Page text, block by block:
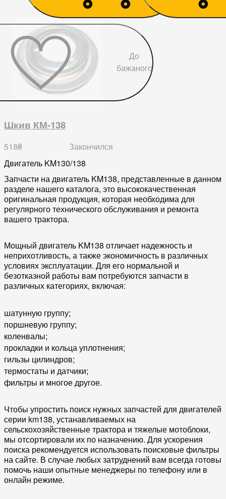
До
бажаного
Шкив КМ-138
518₴
Закончился
Двигатель KM130/138
Запчасти на двигатель KM138, представленные в данном
разделе нашего каталога, это высококачественная
оригинальная продукция, которая необходима для
регулярного технического обслуживания и ремонта
вашего трактора.
Мощный двигатель KM138 отличает надежность и
неприхотливость, а также экономичность в различных
условиях эксплуатации. Для его нормальной и
безотказной работы вам потребуются запчасти в
различных категориях, включая:
шатунную группу;
поршневую группу;
коленвалы;
прокладки и кольца уплотнения;
гильзы цилиндров;
термостаты и датчики;
фильтры и многое другое.
Чтобы упростить поиск нужных запчастей для двигателей
серии km138, устанавливаемых на
сельскохозяйственные трактора и тяжелые мотоблоки,
мы отсортировали их по назначению. Для ускорения
поиска рекомендуется использовать поисковые фильтры
на сайте. В случае любых затруднений вам всегда готовы
помочь наши опытные менеджеры по телефону или в
онлайн режиме.